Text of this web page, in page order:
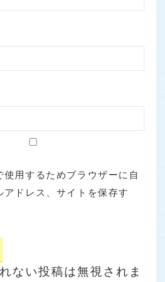
使用するためブラウザーに自
アドレス、サイトを保存す
ない投稿は無視されま